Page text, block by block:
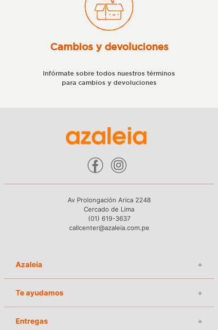
Cambios y devoluciones
Infórmate sobre todos nuestros términos
para cambios y devoluciones
Av Prolongación Arica 2248
Cercado de Lima
(01) 619-3637
callcenter@azaleia.com.pe
Azaleia +
Te ayudamos +
Entregas +